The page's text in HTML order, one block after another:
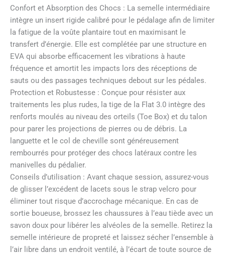
Confort et Absorption des Chocs : La semelle intermédiaire
intègre un insert rigide calibré pour le pédalage afin de limiter
la fatigue de la voûte plantaire tout en maximisant le
transfert d’énergie. Elle est complétée par une structure en
EVA qui absorbe efficacement les vibrations à haute
fréquence et amortit les impacts lors des réceptions de
sauts ou des passages techniques debout sur les pédales.
Protection et Robustesse : Conçue pour résister aux
traitements les plus rudes, la tige de la Flat 3.0 intègre des
renforts moulés au niveau des orteils (Toe Box) et du talon
pour parer les projections de pierres ou de débris. La
languette et le col de cheville sont généreusement
rembourrés pour protéger des chocs latéraux contre les
manivelles du pédalier.
Conseils d’utilisation : Avant chaque session, assurez-vous
de glisser l’excédent de lacets sous le strap velcro pour
éliminer tout risque d’accrochage mécanique. En cas de
sortie boueuse, brossez les chaussures à l’eau tiède avec un
savon doux pour libérer les alvéoles de la semelle. Retirez la
semelle intérieure de propreté et laissez sécher l’ensemble à
l’air libre dans un endroit ventilé, à l’écart de toute source de